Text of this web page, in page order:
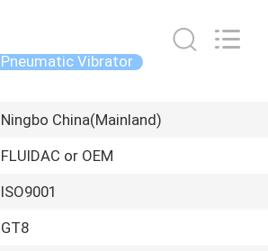
Pneumatic Vibrator
Ningbo China(Mainland)
FLUIDAC or OEM
ISO9001
GT8